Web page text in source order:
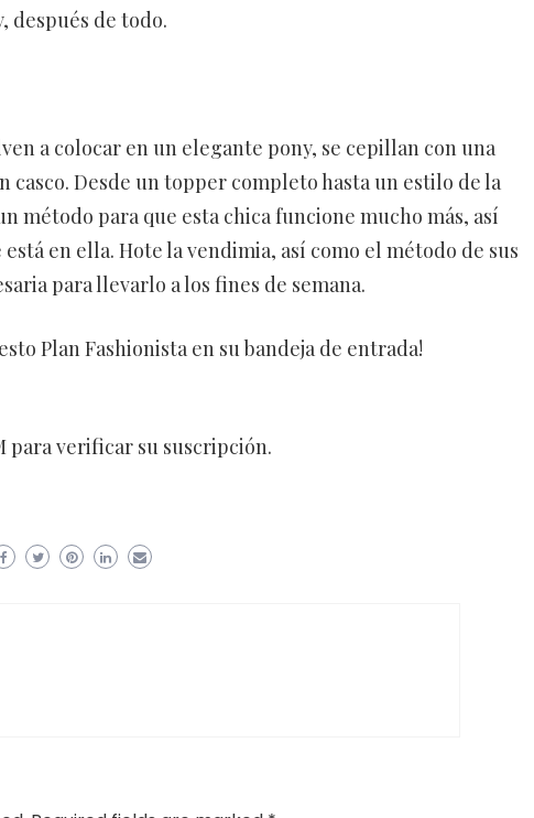
después de todo.
a colocar en un elegante pony, se cepillan con una
casco. Desde un topper completo hasta un estilo de la
método para que esta chica funcione mucho más, así
en ella. Hote la vendimia, así como el método de sus
para llevarlo a los fines de semana.
Plan Fashionista en su bandeja de entrada!
para verificar su suscripción.